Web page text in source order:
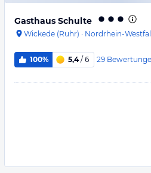
Gasthaus Schulte
Wickede (Ruhr) · Nordrhein-
100% 5,4/ 6 29